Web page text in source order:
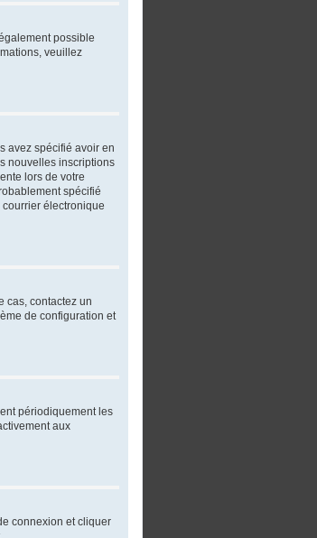
possible
veuillez
avez spécifié avoir en
nouvelles inscriptions
lors de votre
spécifié
électronique
cas, contactez un
de configuration et
périodiquement les
aux
connexion et cliquer